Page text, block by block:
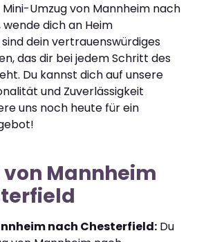
Mini-Umzug von Mannheim nach
dich an Heim
dein vertrauenswürdiges
das dir bei jedem Schritt des
Du kannst dich auf unsere
und Zuverlässigkeit
uns noch heute für ein
Mannheim
nach Chesterfield: Du